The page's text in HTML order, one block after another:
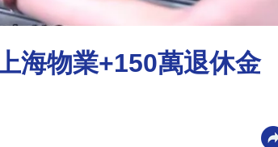
海物業+150萬退休金